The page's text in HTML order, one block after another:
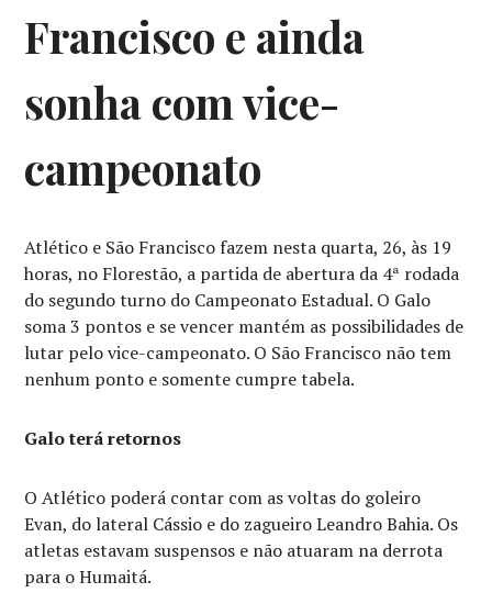
Francisco e ainda
sonha com vice-
campeonato
Atlético e São Francisco fazem nesta quarta, 26, às 19
horas, no Florestão, a partida de abertura da 4ª rodada
do segundo turno do Campeonato Estadual. O Galo
soma 3 pontos e se vencer mantém as possibilidades de
lutar pelo vice-campeonato. O São Francisco não tem
nenhum ponto e somente cumpre tabela.
Galo terá retornos
O Atlético poderá contar com as voltas do goleiro
Evan, do lateral Cássio e do zagueiro Leandro Bahia. Os
atletas estavam suspensos e não atuaram na derrota
para o Humaitá.